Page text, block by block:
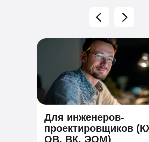
Для инженеров-
проектировщиков
ОВ, ВК, ЭОМ)